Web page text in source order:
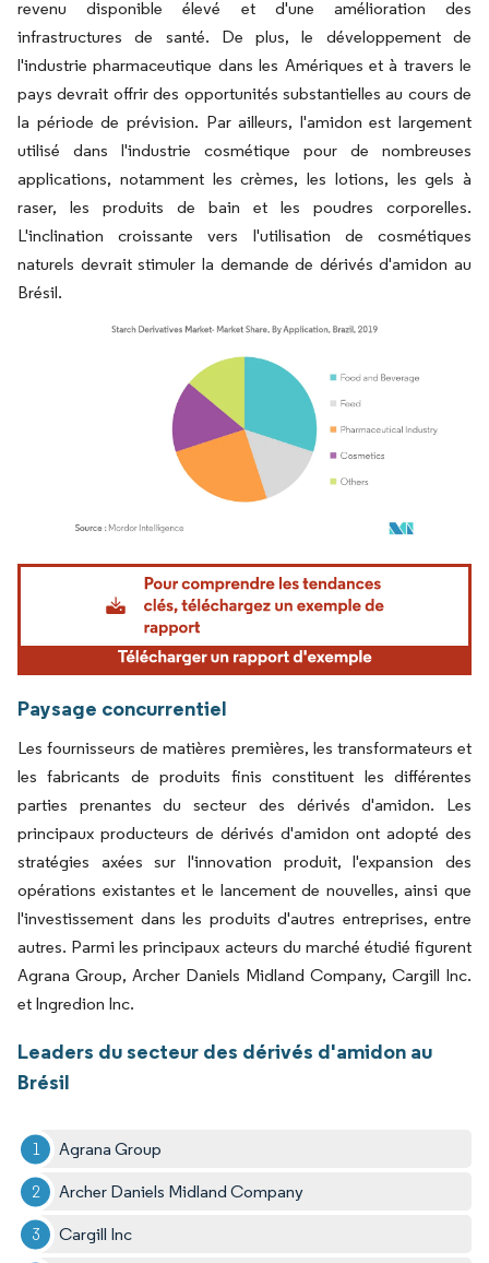
revenu disponible élevé et d'une amélioration des
infrastructures de santé. De plus, le développement de
l'industrie pharmaceutique dans les Amériques et à travers le
pays devrait offrir des opportunités substantielles au cours de
la période de prévision. Par ailleurs, l'amidon est largement
utilisé dans l'industrie cosmétique pour de nombreuses
applications, notamment les crèmes, les lotions, les gels à
raser, les produits de bain et les poudres corporelles.
L'inclination croissante vers l'utilisation de cosmétiques
naturels devrait stimuler la demande de dérivés d'amidon au
Brésil.
Image © Mordor Intelligence. La réutilisation nécessite une attribution sous CC BY
Paysage concurrentiel
Les fournisseurs de matières premières, les transformateurs et
les fabricants de produits finis constituent les différentes
parties prenantes du secteur des dérivés d'amidon. Les
principaux producteurs de dérivés d'amidon ont adopté des
stratégies axées sur l'innovation produit, l'expansion des
opérations existantes et le lancement de nouvelles, ainsi que
l'investissement dans les produits d'autres entreprises, entre
autres. Parmi les principaux acteurs du marché étudié figurent
Agrana Group, Archer Daniels Midland Company, Cargill Inc.
et Ingredion Inc.
Leaders du secteur des dérivés d'amidon au
Brésil
Agrana Group
Archer Daniels Midland Company
Cargill Inc